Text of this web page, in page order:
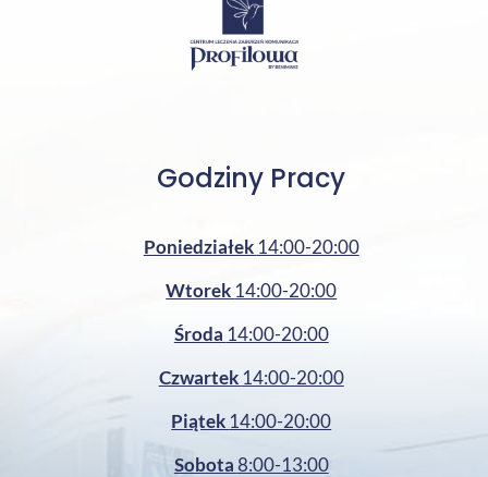
Godziny Pracy
Poniedziałek 14:00-20:00
Wtorek 14:00-20:00
Środa 14:00-20:00
Czwartek 14:00-20:00
Piątek 14:00-20:00
Sobota8:00-13:00